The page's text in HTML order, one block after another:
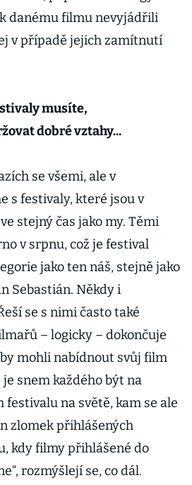
danému filmu nevyjádřili
v případě jejich zamítnutí
musíte,
dobré vztahy...
se všemi, ale v
s festivaly, které jsou v
stejný čas jako my. Těmi
v srpnu, což je festival
jako ten náš, stejně jako
Sebastián. Někdy i
se s nimi často také
– logicky – dokončuje
mohli nabídnout svůj film
snem každého být na
na světě, kam se ale
zlomek přihlášených
kdy filmy přihlášené do
rozmýšlejí se, co dál.